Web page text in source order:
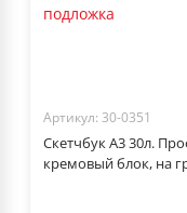
Артикул: 30-0351
Скетчбук А3 30л.
кремовый блок, на